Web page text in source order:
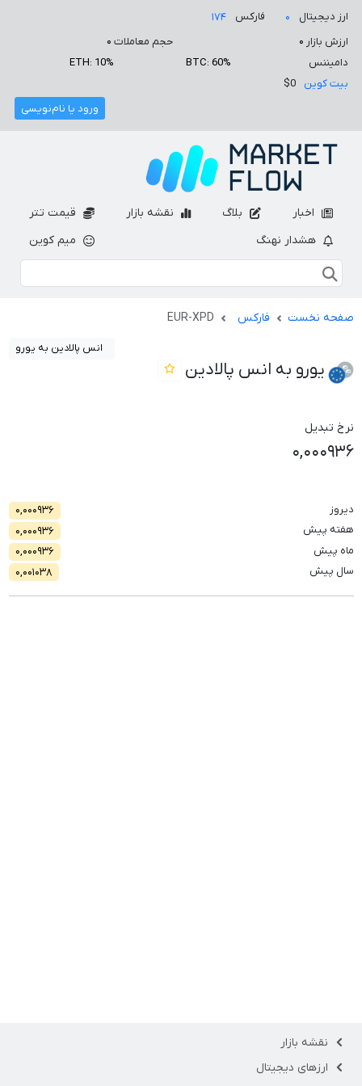
ارز دیجیتال ۰ فارکس
۱۷۴
ارزش بازار ۰ حجم معاملات ۰
دامیننس
BTC: 60%
ETH: 10%
بیت کوین
$0
ورود یا نام‌نویسی
اخبار بلاگ نقشه بازار
قیمت تتر
هشدار نهنگ
میم کوین
صفحه نخست فارکس EUR-XPD
انس پالادین به یورو
یورو به انس پالادین
نرخ تبدیل
۰,۰۰۰۹۳۶
دیروز
۰,۰۰۰۹۳۶
هفته پیش
۰,۰۰۰۹۳۶
ماه پیش
۰,۰۰۰۹۳۶
سال پیش
۰,۰۰۱۰۳۸
نقشه بازار
ارزهای دیجیتال